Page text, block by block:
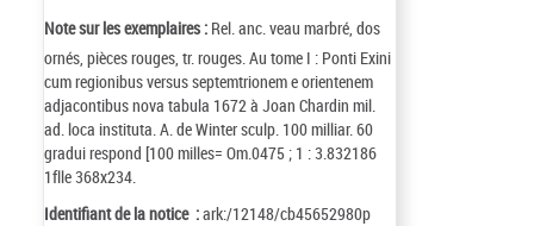
Note sur les exemplaires : Rel. anc. veau marbré, dos
ornés, pièces rouges, tr. rouges. Au tome I : Ponti Exini
cum regionibus versus septemtrionem e orientenem
adjacontibus nova tabula 1672 à Joan Chardin mil.
ad. loca instituta. A. de Winter sculp. 100 milliar. 60
gradui respond [100 milles= Om.0475 ; 1 : 3.832186
1flle 368x234.
Identifiant de la notice :ark:/12148/cb45652980p